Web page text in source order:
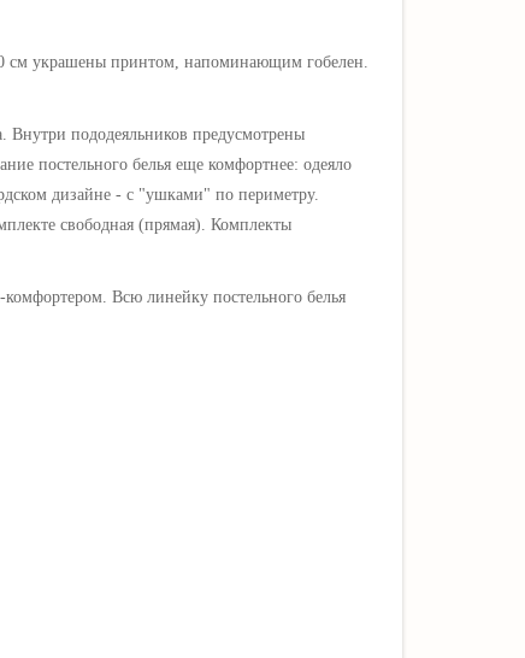
см украшены принтом, напоминающим гобелен
пододеяльников предусмотрены
постельного белья еще комфортнее: одеяло
дизайне - с "ушками" по периметру.
свободная (прямая). Комплекты
Всю линейку постельного белья